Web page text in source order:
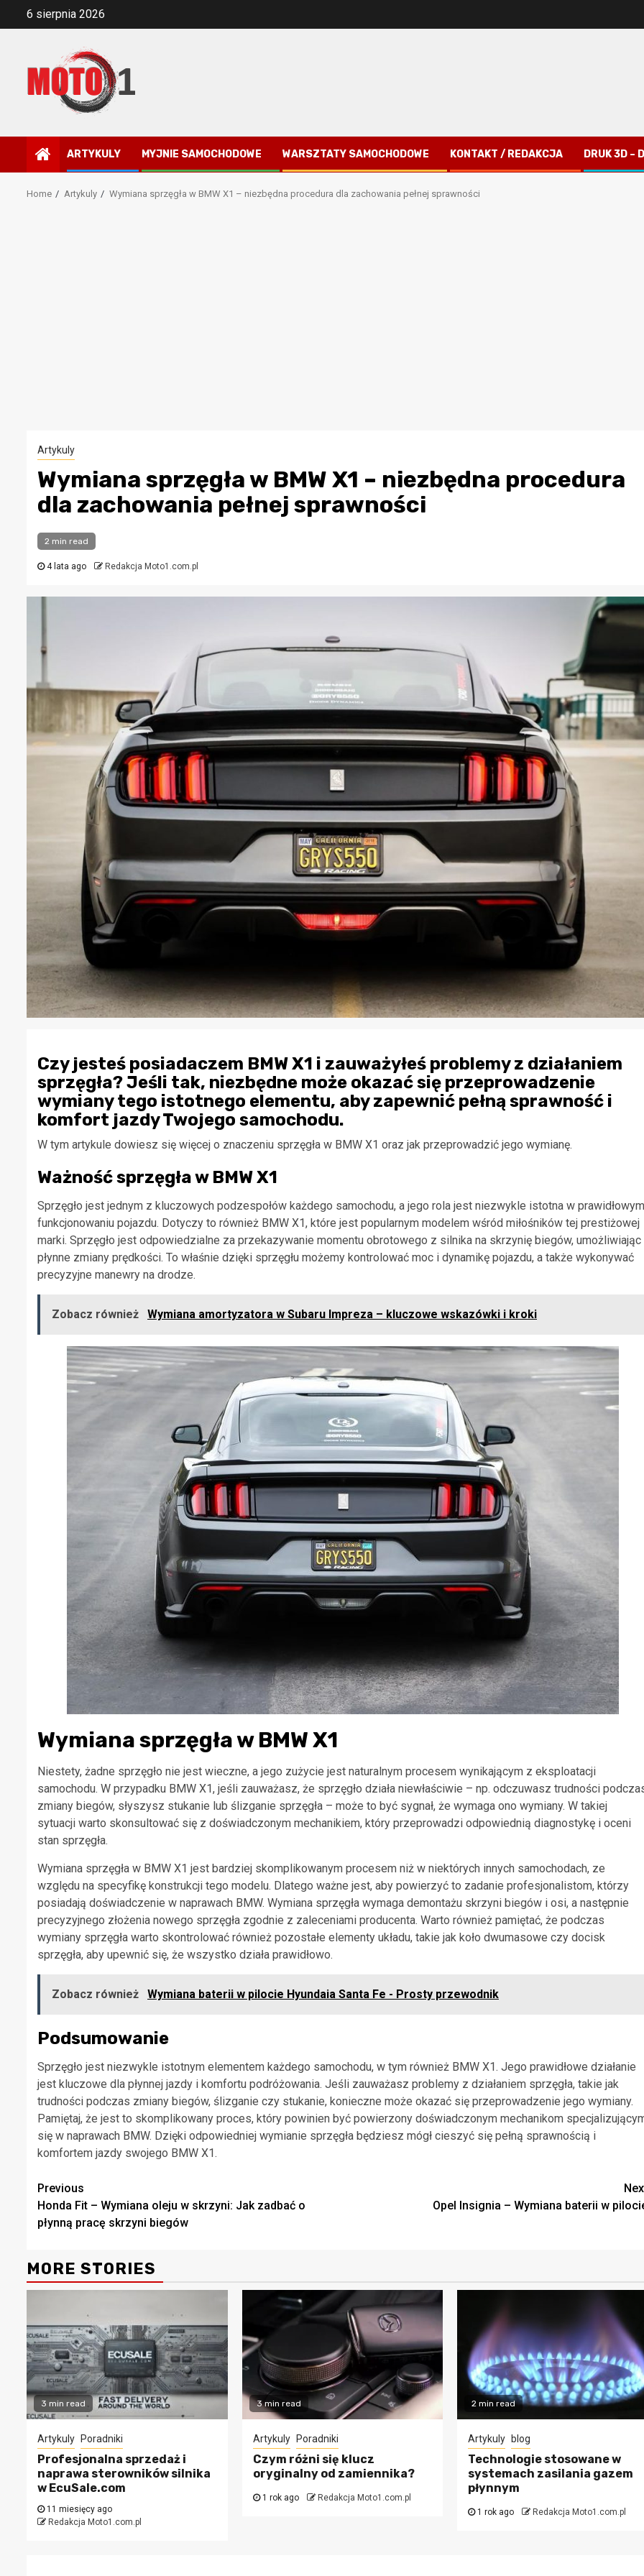
6 sierpnia 2026
ARTYKULY MYJNIE SAMOCHODOWE WARSZTATY SAMOCHODOWE KONTAKT / REDAKCJA DRUK 3D –
Home Artykuly Wymiana sprzęgła w BMW X1 – niezbędna procedura dla zachowania pełnej sprawności
Artykuly
Wymiana sprzęgła w BMW X1 – niezbędna procedura
dla zachowania pełnej sprawności
2 min read
4 lata ago Redakcja Moto1.com.pl
Czy jesteś posiadaczem BMW X1 i zauważyłeś problemy z działaniem
sprzęgła? Jeśli tak, niezbędne może okazać się przeprowadzenie
wymiany tego istotnego elementu, aby zapewnić pełną sprawność i
komfort jazdy Twojego samochodu.
W tym artykule dowiesz się więcej o znaczeniu sprzęgła w BMW X1 oraz jak przeprowadzić jego wymianę.
Ważność sprzęgła w BMW X1
Sprzęgło jest jednym z kluczowych podzespołów każdego samochodu, a jego rola jest niezwykle istotna w prawidłowym
funkcjonowaniu pojazdu. Dotyczy to również BMW X1, które jest popularnym modelem wśród miłośników tej prestiżowej
marki. Sprzęgło jest odpowiedzialne za przekazywanie momentu obrotowego z silnika na skrzynię biegów, umożliwiając
płynne zmiany prędkości. To właśnie dzięki sprzęgłu możemy kontrolować moc i dynamikę pojazdu, a także wykonywać
precyzyjne manewry na drodze.
Zobacz również Wymiana amortyzatora w Subaru Impreza – kluczowe wskazówki i kroki
Wymiana sprzęgła w BMW X1
Niestety, żadne sprzęgło nie jest wieczne, a jego zużycie jest naturalnym procesem wynikającym z eksploatacji
samochodu. W przypadku BMW X1, jeśli zauważasz, że sprzęgło działa niewłaściwie – np. odczuwasz trudności
zmiany biegów, słyszysz stukanie lub ślizganie sprzęgła – może to być sygnał, że wymaga ono wymiany. W takiej
sytuacji warto skonsultować się z doświadczonym mechanikiem, który przeprowadzi odpowiednią diagnostykę i oceni
stan sprzęgła.
Wymiana sprzęgła w BMW X1 jest bardziej skomplikowanym procesem niż w niektórych innych samochodach, ze
względu na specyfikę konstrukcji tego modelu. Dlatego ważne jest, aby powierzyć to zadanie profesjonalistom, którzy
posiadają doświadczenie w naprawach BMW. Wymiana sprzęgła wymaga demontażu skrzyni biegów i osi, a następnie
precyzyjnego złożenia nowego sprzęgła zgodnie z zaleceniami producenta. Warto również pamiętać, że podczas
wymiany sprzęgła warto skontrolować również pozostałe elementy układu, takie jak koło dwumasowe czy docisk
sprzęgła, aby upewnić się, że wszystko działa prawidłowo.
Zobacz również Wymiana baterii w pilocie Hyundaia Santa Fe - Prosty przewodnik
Podsumowanie
Sprzęgło jest niezwykle istotnym elementem każdego samochodu, w tym również BMW X1. Jego prawidłowe działanie
jest kluczowe dla płynnej jazdy i komfortu podróżowania. Jeśli zauważasz problemy z działaniem sprzęgła, takie jak
trudności podczas zmiany biegów, ślizganie czy stukanie, konieczne może okazać się przeprowadzenie jego wymiany.
Pamiętaj, że jest to skomplikowany proces, który powinien być powierzony doświadczonym mechanikom
się w naprawach BMW. Dzięki odpowiedniej wymianie sprzęgła będziesz mógł cieszyć się pełną sprawnością i
komfortem jazdy swojego BMW X1.
Continue
Reading
Previous
Honda Fit – Wymiana oleju w skrzyni: Jak zadbać o
płynną pracę skrzyni biegów
Opel Insignia – Wymiana baterii w
MORE STORIES
3 min read
Artykuly Poradniki
Profesjonalna sprzedaż i
naprawa sterowników silnika
w EcuSale.com
11 miesięcy ago
Redakcja Moto1.com.pl
3 min read
Artykuly Poradniki
Czym różni się klucz
oryginalny od zamiennika?
1 rok ago Redakcja Moto1.com.pl
2 min read
Artykuly blog
Technologie stosowane w
systemach zasilania gazem
płynnym
1 rok ago Redakcja Moto1.com.pl